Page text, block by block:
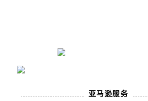
亚马逊服务